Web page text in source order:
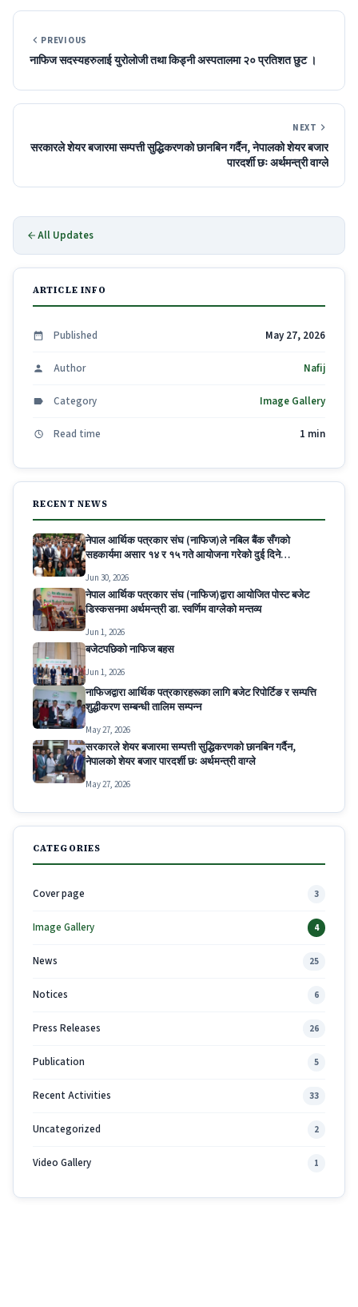
PREVIOUS
नाफिज सदस्यहरुलाई युरोलोजी तथा किड्नी अस्पतालमा २० प्रतिशत छुट ।
NEXT
सरकारले शेयर बजारमा सम्पत्ती सुद्धिकरणको छानबिन गर्दैन, नेपालको शेयर बजार
पारदर्शी छः अर्थमन्त्री वाग्ले
ARTICLE INFO
Published May 27, 2026
Author Nafij
Category Image Gallery
Read time 1 min
All Updates
RECENT NEWS
नेपाल आर्थिक पत्रकार संघ (नाफिज)ले नबिल बैंक सँगको
सहकार्यमा असार १४ र १५ गते आयोजना गरेको दुई दिने
Journalists कार्यक्रम सम्पन्न
Jun 30, 2026
नेपाल आर्थिक पत्रकार संघ (नाफिज)द्वारा आयोजित पोस्ट बजेट
डिस्कसनमा अर्थमन्त्री डा. स्वर्णिम वाग्लेको मन्तव्य
Jun 1, 2026
बजेटपछिको नाफिज बहस
Jun 1, 2026
नाफिजद्वारा आर्थिक पत्रकारहरूका लागि बजेट रिपोर्टिङ र सम्पत्ति
शुद्धीकरण सम्बन्धी तालिम सम्पन्न
May 27, 2026
सरकारले शेयर बजारमा सम्पत्ती सुद्धिकरणको छानबिन गर्दैन,
नेपालको शेयर बजार पारदर्शी छः अर्थमन्त्री वाग्ले
May 27, 2026
CATEGORIES
Cover page 3
Image Gallery 4
News 25
Notices 6
Press Releases 26
Publication 5
Recent Activities 33
Uncategorized 2
Video Gallery 1